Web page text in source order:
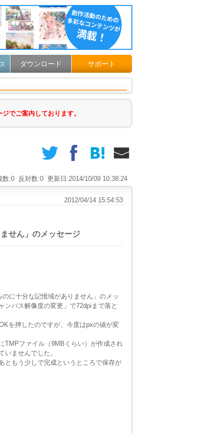
ダウンロード サポート
ジでご案内しております。
更新日:2014/10/09 10:38:24
反対数:0
数:0
2012/04/14 15:54:53
せん」のメッセージ
に十分な記憶域がありません」のメッ
バス解像度の変更」で72dpiまで落と
を押したのですが、今度はpxの値が変
TMPファイル（9MBくらい）が作成され
ませんでした。
ともう少しで完成というところで保存が